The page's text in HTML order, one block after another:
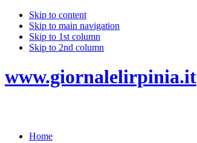
Skip to content
Skip to main navigation
Skip to 1st column
Skip to 2nd column
www.giornalelirpinia.it
Home